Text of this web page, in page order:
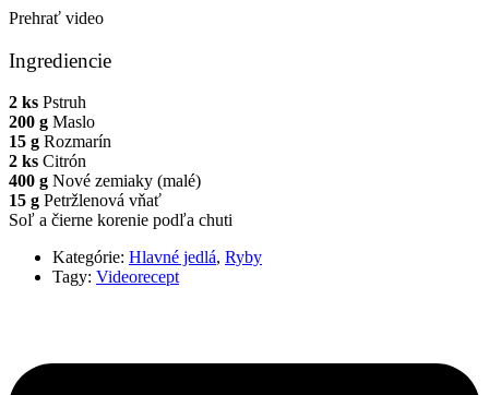
Prehrať video
Ingrediencie
2 ks Pstruh
200 g Maslo
15 g Rozmarín
2 ks Citrón
400 g Nové zemiaky (malé)
15 g Petržlenová vňať
Soľ a čierne korenie podľa chuti
Kategórie: Hlavné jedlá, Ryby
Tagy: Videorecept